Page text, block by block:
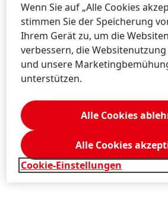
Wie eine Musikerin,
aneinanderreiht
oder eine Oper
kreiere ich eine
Zusammensetzung
verschiedenen
Manuela Materne, Senior
Wenn Sie auf „Alle Cookies
stimmen Sie der Speicherung
Ihrem Gerät zu, um die
verbessern, die
und unsere
unterstützen.
Cookie-Einstellungen
Alle Cookies
Alle Cookies